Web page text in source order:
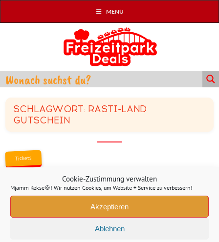
Cookie-Zustimmung verwalten
Mjamm Kekse🍪! Wir nutzen Cookies, um Website + Service zu verbessern!
Akzeptieren
Ablehnen
MENÜ
SCHLAGWORT: RASTI-LAND
GUTSCHEIN
Tickets
Rasti-Land: 5€ Rabatt auf den
Eintrittspreis dank Coupon
Ihr wollt gerne in den Osterferien ins Rasti-Land? Dann holt euch direkt